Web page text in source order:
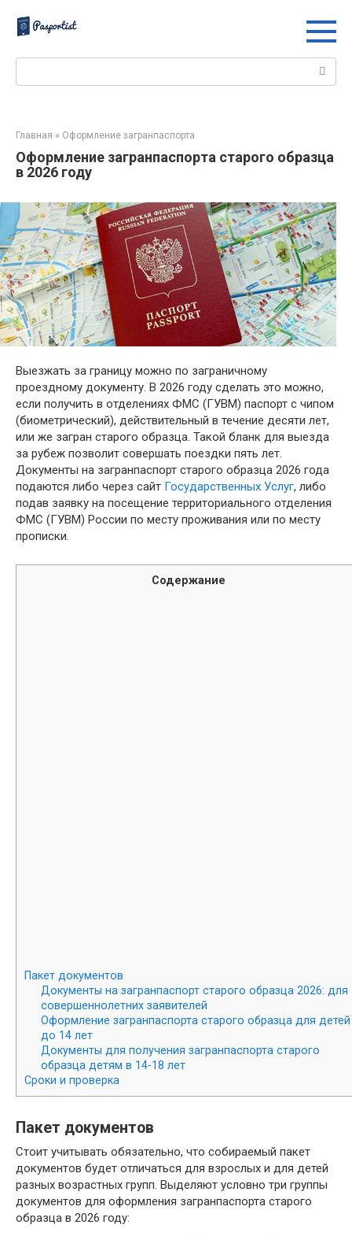
контенту
Главная » Оформление загранпаспорта
Оформление загранпаспорта старого образца
в 2026 году
Выезжать за границу можно по заграничному
проездному документу. В 2026 году сделать это можно,
если получить в отделениях ФМС (ГУВМ) паспорт с чипом
(биометрический), действительный в течение десяти лет,
или же загран старого образца. Такой бланк для выезда
за рубеж позволит совершать поездки пять лет.
Документы на загранпаспорт старого образца 2026 года
подаются либо через сайт Государственных Услуг, либо
подав заявку на посещение территориального отделения
ФМС (ГУВМ) России по месту проживания или по месту
прописки.
Содержание
Пакет документов
Документы на загранпаспорт старого образца 2026: для
совершеннолетних заявителей
Оформление загранпаспорта старого образца для детей
до 14 лет
Документы для получения загранпаспорта старого
образца детям в 14-18 лет
Сроки и проверка
Пакет документов
Стоит учитывать обязательно, что собираемый пакет
документов будет отличаться для взрослых и для детей
разных возрастных групп. Выделяют условно три группы
документов для оформления загранпаспорта старого
образца в 2026 году: